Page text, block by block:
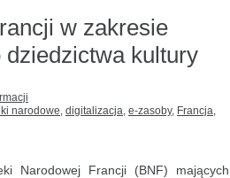
w zakresie
kultury
narodowe, digitalizacja, e-zasoby, Francja,
Narodowej Francji (BNF) mających